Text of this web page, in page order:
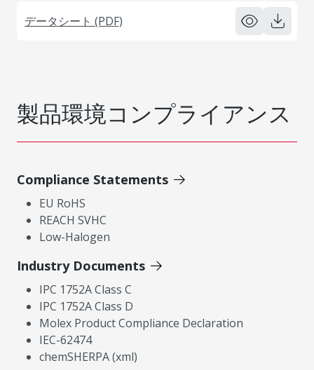
データシート (PDF)
製品環境コンプライアンス
Compliance Statements
EU RoHS
REACH SVHC
Low-Halogen
Industry Documents
IPC 1752A Class C
IPC 1752A Class D
Molex Product Compliance Declaration
IEC-62474
chemSHERPA (xml)